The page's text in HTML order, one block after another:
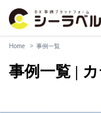
Home 事例一覧
事例一覧 |